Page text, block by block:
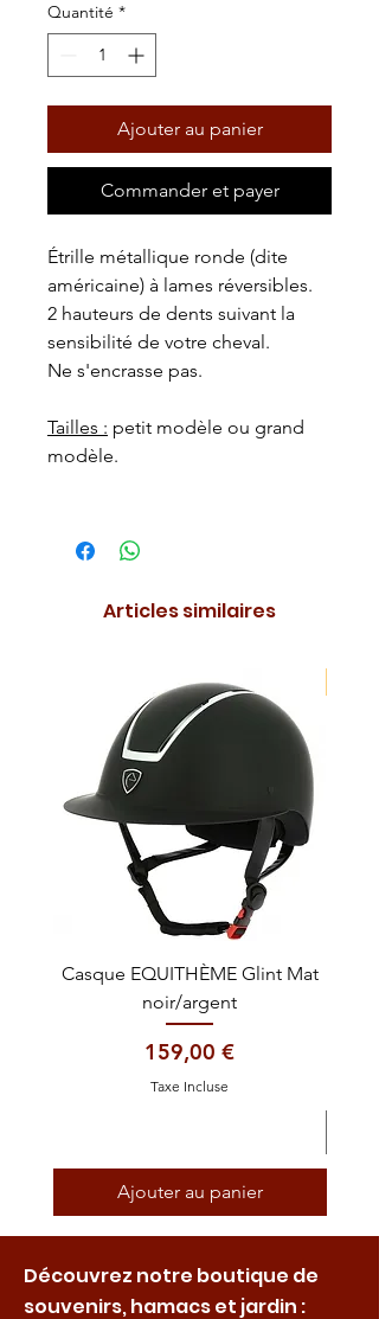
Quantité *
Ajouter au panier
Commander et payer
Étrille métallique ronde (dite
américaine) à lames réversibles.
2 hauteurs de dents suivant la
sensibilité de votre cheval.
Ne s'encrasse pas.
Tailles : petit modèle ou grand
modèle.
Articles similaires
Casque EQUITHÈME Glint Mat
noir/argent
Prix
159,00 €
Taxe Incluse
Ajouter au panier
Découvrez notre boutique de
souvenirs, hamacs et jardin :